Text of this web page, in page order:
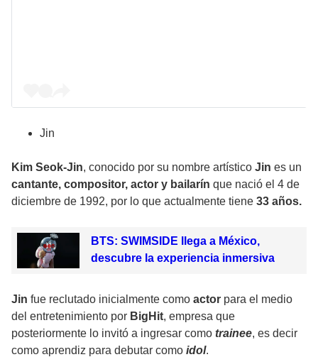
Jin
Kim Seok-Jin, conocido por su nombre artístico Jin es un
cantante, compositor, actor y bailarín que nació el 4 de
diciembre de 1992, por lo que actualmente tiene 33 años.
BTS: SWIMSIDE llega a México,
descubre la experiencia inmersiva
Jin fue reclutado inicialmente como actor para el medio
del entretenimiento por BigHit, empresa que
posteriormente lo invitó a ingresar como trainee, es decir
como aprendiz para debutar como idol.